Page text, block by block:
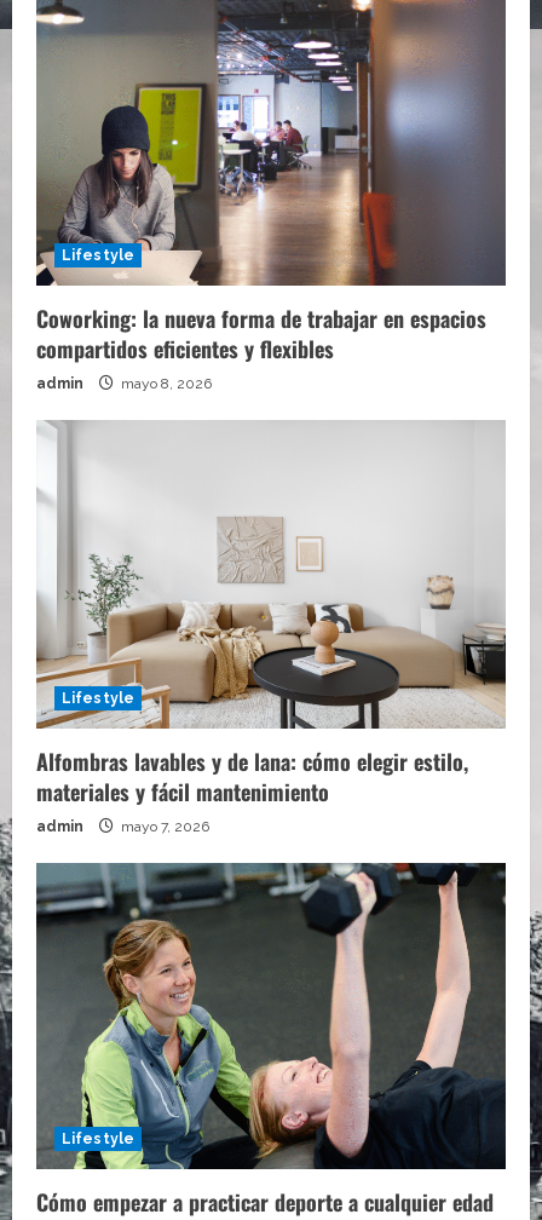
Lifestyle
Coworking: la nueva forma de trabajar en espacios
compartidos eficientes y flexibles
admin mayo 8, 2026
Lifestyle
Alfombras lavables y de lana: cómo elegir estilo,
materiales y fácil mantenimiento
admin mayo 7, 2026
Lifestyle
Cómo empezar a practicar deporte a cualquier edad